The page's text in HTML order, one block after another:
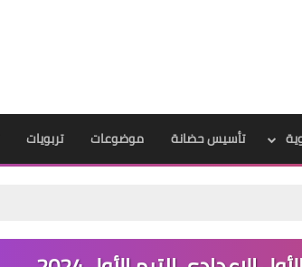
تأسيس حضانة موضوعات تربويات